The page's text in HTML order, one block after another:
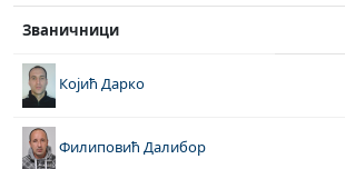
Званичници
Којић Дарко
Филиповић Далибор